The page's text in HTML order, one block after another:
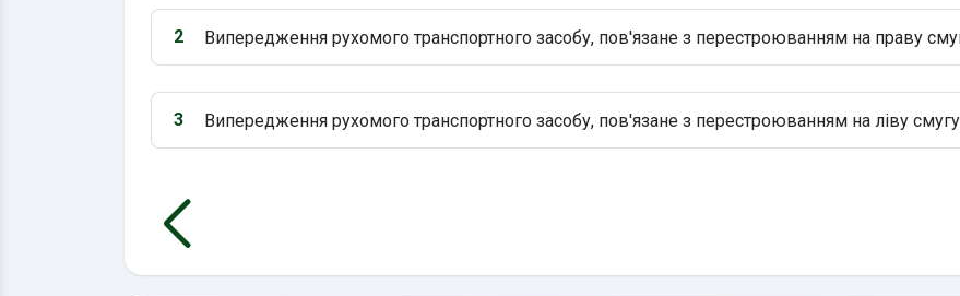
Варіант 2:
2 Випередження рухомого транспортного засобу, пов'язане з перестроюванням на праву
Варіант 3:
3 Випередження рухомого транспортного засобу, пов'язане з перестроюванням на ліву